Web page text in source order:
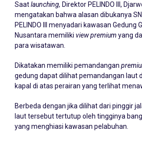
Saatlaunching, Direktor PELINDO III,
mengatakan bahwa alasan dibukanya
PELINDO III menyadari kawasan Gedung
Nusantara memiliki view premium yang
para wisatawan.
Dikatakan memiliki pemandangan
gedung dapat dilihat pemandangan laut
kapal di atas perairan yang terlihat
Berbeda dengan jika dilihat dari pinggir
laut tersebut tertutup oleh tingginya
yang menghiasi kawasan pelabuhan.